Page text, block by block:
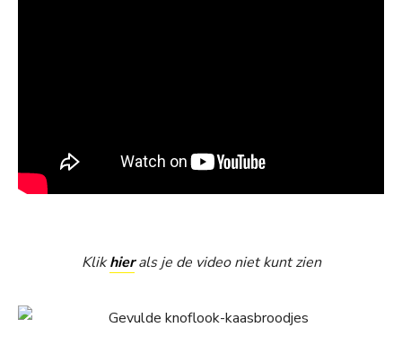
Klikhierals je de video niet kunt zien